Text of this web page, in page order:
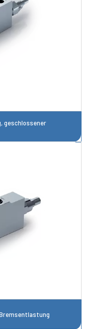
geschlossener